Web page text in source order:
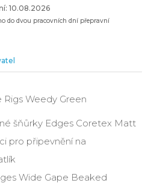
10.08.2026
do dvou pracovních dní přepravní
Weedy Green
šňůrky Edges Coretex Matt
pro připevnění na
Wide Gape Beaked